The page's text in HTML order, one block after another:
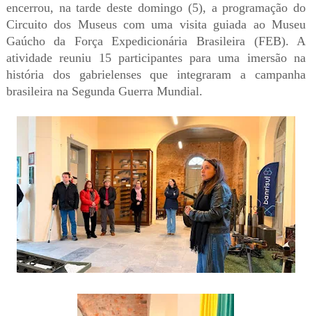
encerrou, na tarde deste domingo (5), a programação do
Circuito dos Museus com uma visita guiada ao Museu
Gaúcho da Força Expedicionária Brasileira (FEB). A
atividade reuniu 15 participantes para uma imersão na
história dos gabrielenses que integraram a campanha
brasileira na Segunda Guerra Mundial.